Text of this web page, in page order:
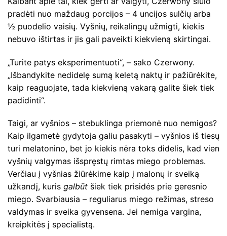
pradėti nuo maždaug porcijos – 4 uncijos sulčių arba
½ puodelio vaisių. Vyšnių, reikalingų užmigti, kiekis
nebuvo ištirtas ir jis gali paveikti kiekvieną skirtingai.
„Turite patys eksperimentuoti“, – sako Czerwony.
„Išbandykite nedidelę sumą keletą naktų ir pažiūrėkite,
kaip reaguojate, tada kiekvieną vakarą galite šiek tiek
padidinti“.
Taigi, ar vyšnios – stebuklinga priemonė nuo nemigos?
Kaip ilgametė gydytoja galiu pasakyti – vyšnios iš tiesų
turi melatonino, bet jo kiekis nėra toks didelis, kad vien
vyšnių valgymas išspręstų rimtas miego problemas.
Verčiau į vyšnias žiūrėkime kaip į malonų ir sveiką
užkandį, kuris galbūt šiek tiek prisidės prie geresnio
miego. Svarbiausia – reguliarus miego režimas, streso
valdymas ir sveika gyvensena. Jei nemiga vargina,
kreipkitės į specialistą.